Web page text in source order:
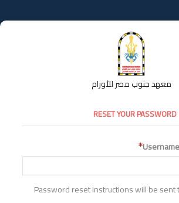
معهد جنوب مصر للأورام
RESET YOUR PASSWORD
Password reset instructions will be